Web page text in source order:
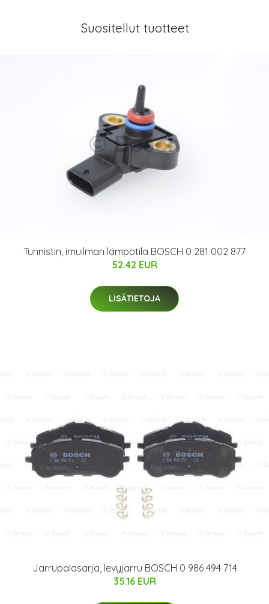
Suositellut tuotteet
Tunnistin, imuilman lämpötila BOSCH 0 281 002 877
52.42 EUR
LISÄTIETOJA
Jarrupalasarja, levyjarru BOSCH 0 986 494 714
35.16 EUR